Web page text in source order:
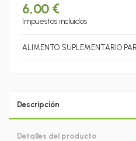
6,00 €
Impuestos incluidos
ALIMENTO SUPLEMENTARIO
Descripción
Detalles del producto